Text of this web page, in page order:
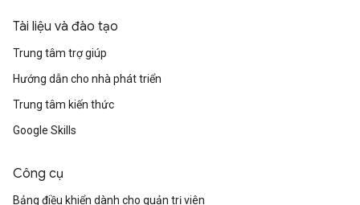
Tài liệu và đào tạo
Trung tâm trợ giúp
Hướng dẫn cho nhà phát triển
Trung tâm kiến thức
Google Skills
Công cụ
Bảng điều khiển dành cho quản trị viên